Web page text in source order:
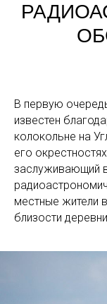
В первую
известен
колокольне на
его
заслуживающий
местные жители
близости